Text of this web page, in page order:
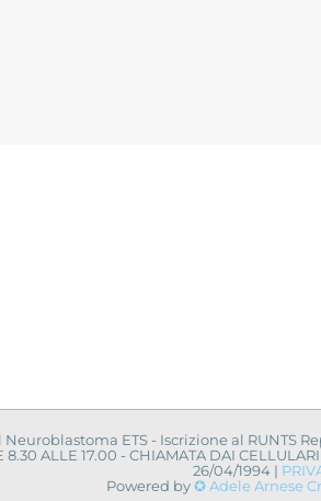
ETS - Iscrizione al RUNTS Rep.
ALLE 17.00 - CHIAMATA DAI
26/04/1994 |
Powered by✪ Adele Arnese